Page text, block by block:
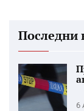
Последни
6